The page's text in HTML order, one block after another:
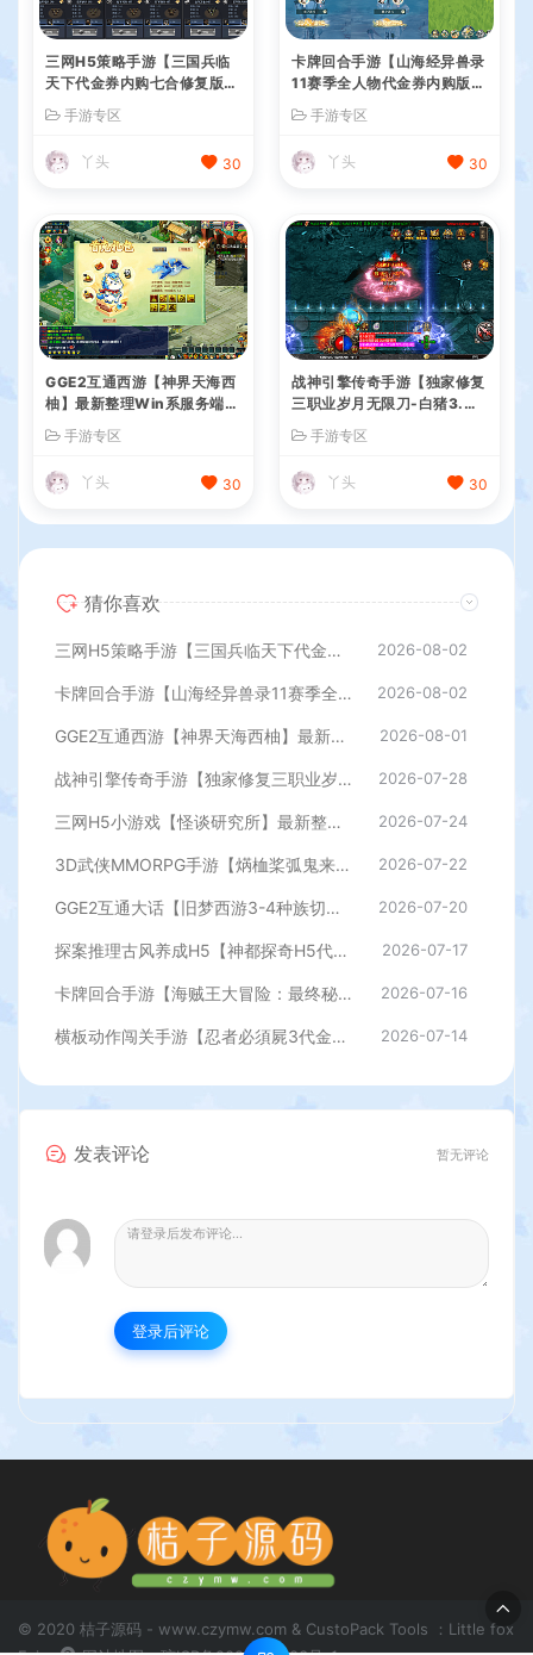
三网H5策略手游【三国兵临
天下代金券内购七合修复版】
最新整理单机一键即玩镜像端
+Linux手工服务端+管理后台
+GM授权后台+简易安卓客户
端+详细搭建教程+视频教程
手游专区
丫头 30
卡牌回合手游【山海经异兽录
11赛季全人物代金券内购版】
最新整理WIN系服务端+授权
GM后台+管理后台+热更修改
工具+安卓+详细搭建教程
手游专区
丫头 30
GGE2互通西游【神界天海西
柚】最新整理Win系服务端
+安卓苹果PC三端+内置GM
工具+全套源码+详细搭建教
程
手游专区
丫头 30
战神引擎传奇手游【独家修复
三职业岁月无限刀-白猪3.
0】最新整理Win系特色服务
端+安卓苹果双端+GM授权后
台+详细搭建教程
手游专区
丫头 30
猜你喜欢
三网H5策略手游【三国兵临天下代金券内购七合修复版】最新整理单机一键即玩镜像端+Linux手工服务端+管理后台+GM授权后台+简易安卓客户端+详细搭建教程+视频教程 2026-08-02
卡牌回合手游【山海经异兽录11赛季全人物代金券内购版】最新整理WIN系服务端+授权GM后台+管理后台+热更修改工具+安卓+详细搭建教程 2026-08-02
GGE2互通西游【神界天海西柚】最新整理Win系服务端+安卓苹果PC三端+内置GM工具+全套源码+详细搭建教程 2026-08-01
战神引擎传奇手游【独家修复三职业岁月无限刀-白猪3.0】最新整理Win系特色服务端+安卓苹果双端+GM授权后台+详细搭建教程 2026-07-28
三网H5小游戏【怪谈研究所】最新整理WIN系服务端+Linux手工服务端+详细搭建教程 2026-07-24
3D武侠MMORPG手游【焫桖桨弧鬼来7职业精修代金券内购版】最新整Linux手工服务端+安卓苹果双端+CDK授权后台+详细搭建教程 2026-07-22
GGE2互通大话【旧梦西游3-4种族切换】最新整理Win系服务端+安卓PC互通客户端+内置GM工具+全套源码+详细搭建教程 2026-07-20
探案推理古风养成H5【神都探奇H5代金券内购版】最新整理单机一键即玩镜像端+Linux手工服务端+CDK授权后台+详细搭建教程 2026-07-17
卡牌回合手游【海贼王大冒险：最终秘宝多区跨服版】最新整理单机一键即玩镜像端+Linux手工服务端+管理后台+CDK授权后台+安卓+详细搭建教程 2026-07-16
横板动作闯关手游【忍者必須屍3代金券内购版】最新整理单机一键即玩镜像端+Linux手工服务端+安卓苹果双端+前后端全套源码+CDK授权后台+详细搭建教程 2026-07-14
发表评论 暂无评论
登录后评论
© 2020 桔子源码 - www.czymw.com & CustoPack Tools ：Little fox